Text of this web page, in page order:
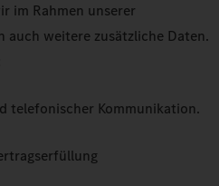
im Rahmen unserer
auch weitere zusätzliche Daten.
telefonischer Kommunikation.